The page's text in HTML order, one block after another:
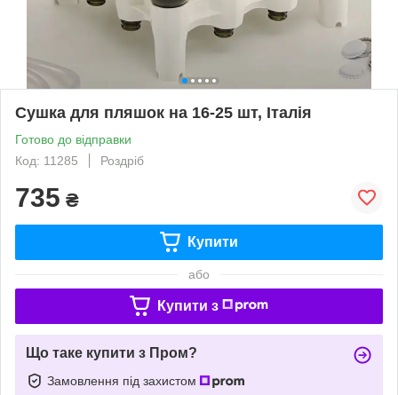
Сушка для пляшок на 16-25 шт, Італія
Готово до відправки
Код: 11285
Роздріб
735 ₴
Купити
або
Купити з
Що таке купити з Пром?
Замовлення під захистом